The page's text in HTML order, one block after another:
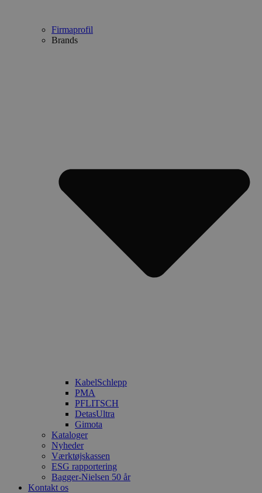
Firmaprofil
Brands
KabelSchlepp
PMA
PFLITSCH
DetasUltra
Gimota
Kataloger
Nyheder
Værktøjskassen
ESG rapportering
Bagger-Nielsen 50 år
Kontakt os